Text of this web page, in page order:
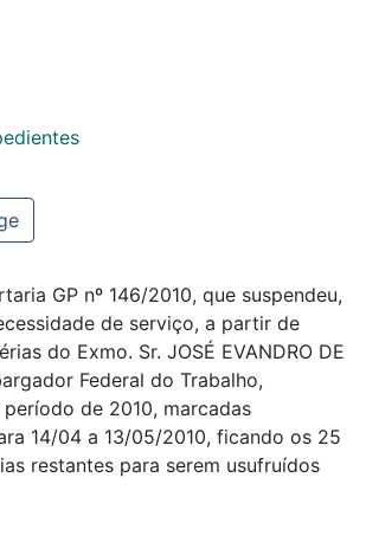
GP nº 146/2010, que suspendeu,
de serviço, a partir de
do Exmo. Sr. JOSÉ EVANDRO DE
Federal do Trabalho,
de 2010, marcadas
14/04 a 13/05/2010, ficando os 25
restantes para serem usufruídos